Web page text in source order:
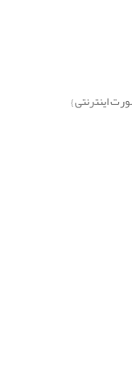
اینترنتی }